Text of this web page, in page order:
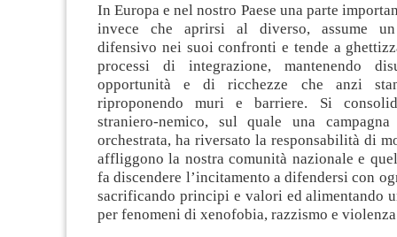
In Europa e nel nostro Paese una parte
invece che aprirsi al diverso, assume un
difensivo nei suoi confronti e tende a
processi di integrazione, mantenendo
opportunità e di ricchezze che anzi
riproponendo muri e barriere. Si
straniero-nemico, sul quale una
orchestrata, ha riversato la responsabilità di
affliggono la nostra comunità nazionale e
fa discendere l’incitamento a difendersi con
sacrificando principi e valori ed alimentando
per fenomeni di xenofobia, razzismo e